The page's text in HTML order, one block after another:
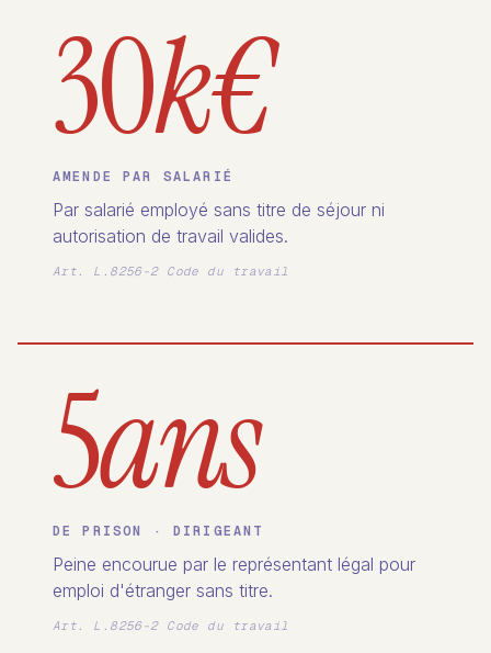
30k€
AMENDE PAR SALARIÉ
Par salarié employé sans titre de séjour ni
autorisation de travail valides.
Art. L.8256-2 Code du travail
5ans
DE PRISON · DIRIGEANT
Peine encourue par le représentant légal pour
emploi d'étranger sans titre.
Art. L.8256-2 Code du travail